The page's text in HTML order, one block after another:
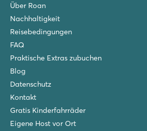
Über Roan
Nachhaltigkeit
Reisebedingungen
FAQ
Praktische Extras zubuchen
Blog
Datenschutz
Kontakt
Gratis Kinderfahrräder
Eigene Host vor Ort